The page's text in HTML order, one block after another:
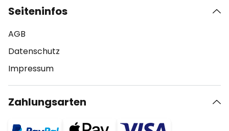
Seiteninfos
AGB
Datenschutz
Impressum
Zahlungsarten